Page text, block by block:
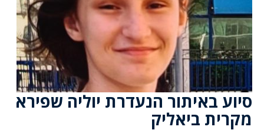
סיוע באיתור הנעדרת יוליה שפירא
מקרית ביאליק